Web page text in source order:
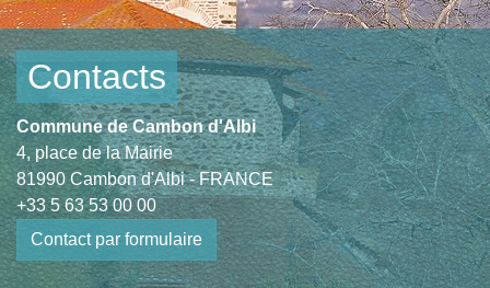
Contacts
Commune de Cambon d'Albi
4, place de la Mairie
81990 Cambon d'Albi - FRANCE
+33 5 63 53 00 00
Contact par formulaire